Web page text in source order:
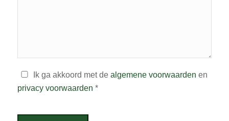
Ik ga akkoord met de algemene voorwaarden en
privacy voorwaarden *